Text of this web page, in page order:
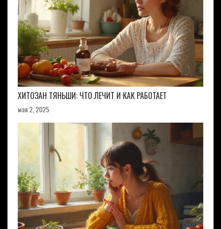
ХИТОЗАН ТЯНЬШИ: ЧТО ЛЕЧИТ И КАК РАБОТАЕТ
мая 2, 2025